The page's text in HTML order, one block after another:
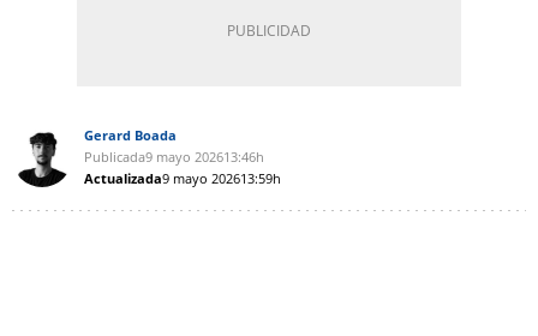
Gerard Boada
Publicada9 mayo 202613:46h
Actualizada9 mayo 202613:59h